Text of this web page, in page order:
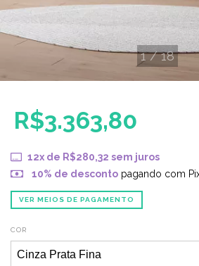
1/18
R$3.363,80
12x de R$280,32 sem juros
10% de descontopagando com
VER MEIOS DE PAGAMENTO
COR